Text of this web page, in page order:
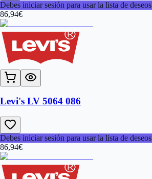
Debes iniciar sesión para usar la lista de deseos
86,94€
Levi's LV 5064 086
Debes iniciar sesión para usar la lista de deseos
86,94€